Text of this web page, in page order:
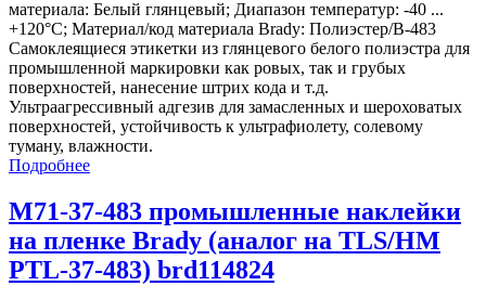
материала: Белый глянцевый; Диапазон температур: -40 ...
+120°С; Материал/код материала Brady: Полиэстер/В-483
Самоклеящиеся этикетки из глянцевого белого полиэстра для
промышленной маркировки как ровых, так и грубых
поверхностей, нанесение штрих кода и т.д.
Ультраагрессивный адгезив для замасленных и шероховатых
поверхностей, устойчивость к ультрафиолету, солевому
туману, влажности.
Подробнее
M71-37-483 промышленные наклейки
на пленке Brady (аналог на TLS/HM
PTL-37-483) brd114824